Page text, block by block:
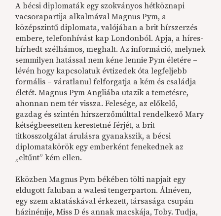
A bécsi diplomaták egy szokványos hétköznapi
vacsorapartija alkalmával Magnus Pym, a
középszintű diplomata, valójában a brit hírszerzés
embere, telefonhívást kap Londonból. Apja, a híres-
hírhedt szélhámos, meghalt. Az információ, melynek
semmilyen hatással nem kéne lennie Pym életére –
lévén hogy kapcsolatuk évtizedek óta legfeljebb
formális – váratlanul felforgatja a kém és családja
életét. Magnus Pym Angliába utazik a temetésre,
ahonnan nem tér vissza. Felesége, az előkelő,
gazdag és szintén hírszerzőmúlttal rendelkező Mary
kétségbeesetten kerestetné férjét, a brit
titkosszolgálat árulásra gyanakszik, a bécsi
diplomatakörök egy emberként fenekednek az
„eltűnt” kém ellen.
Eközben Magnus Pym békében tölti napjait egy
eldugott faluban a walesi tengerparton. Álnéven,
egy szem aktatáskával érkezett, társasága csupán
házinénije, Miss D és annak macskája, Toby. Tudja,